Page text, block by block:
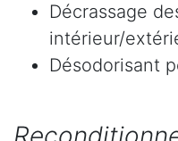
Décrassage
intérieur/
Désodorisant